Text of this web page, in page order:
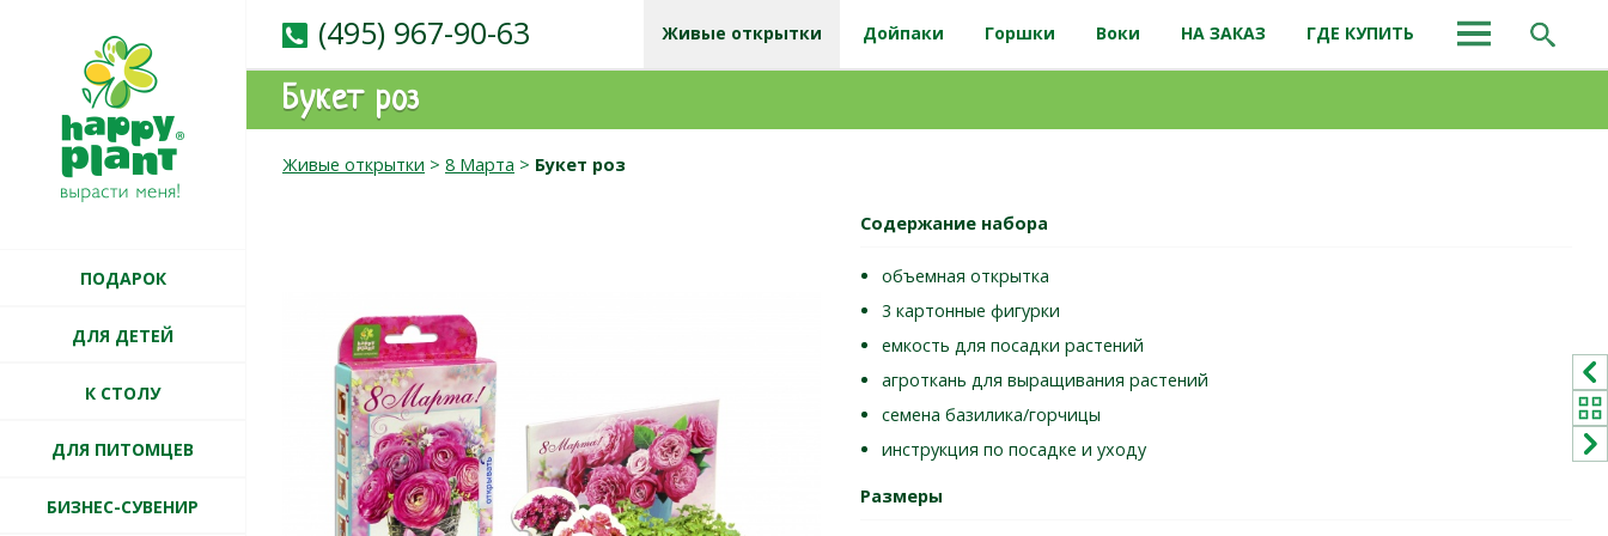
ПОДАРОК
ДЛЯ ДЕТЕЙ
К СТОЛУ
ДЛЯ ПИТОМЦЕВ
БИЗНЕС-СУВЕНИР
(495) 967-90-63 Живые открытки Дойпаки Горшки Воки НА ЗАКАЗ ГДЕ КУПИТЬ
Букет роз
Живые открытки > 8 Марта > Букет роз
Содержание набора
объемная открытка
3 картонные фигурки
емкость для посадки растений
агроткань для выращивания растений
семена базилика/горчицы
инструкция по посадке и уходу
Размеры